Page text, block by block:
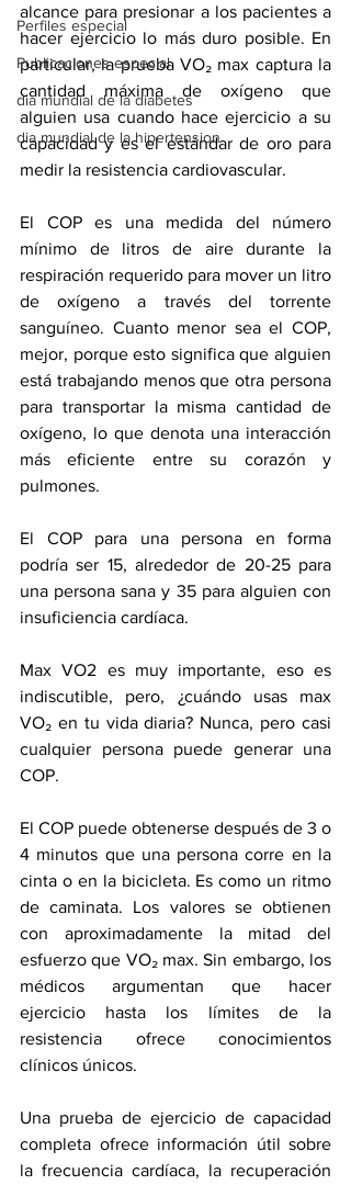
Perfiles especial
Publicaciones especial
dia mundial de la diabetes
dia mundial de la hipertension
alcance para presionar a los pacientes a
hacer ejercicio lo más duro posible. En
particular, la prueba VO₂ max captura la
cantidad máxima de oxígeno que
alguien usa cuando hace ejercicio a su
capacidad y es el estándar de oro para
medir la resistencia cardiovascular.
El COP es una medida del número
mínimo de litros de aire durante la
respiración requerido para mover un litro
de oxígeno a través del torrente
sanguíneo. Cuanto menor sea el COP,
mejor, porque esto significa que alguien
está trabajando menos que otra persona
para transportar la misma cantidad de
oxígeno, lo que denota una interacción
más eficiente entre su corazón y
pulmones.
El COP para una persona en forma
podría ser 15, alrededor de 20-25 para
una persona sana y 35 para alguien con
insuficiencia cardíaca.
Max VO2 es muy importante, eso es
indiscutible, pero, ¿cuándo usas max
VO₂ en tu vida diaria? Nunca, pero casi
cualquier persona puede generar una
COP.
El COP puede obtenerse después de 3 o
4 minutos que una persona corre en la
cinta o en la bicicleta. Es como un ritmo
de caminata. Los valores se obtienen
con aproximadamente la mitad del
esfuerzo que VO₂ max. Sin embargo, los
médicos argumentan que hacer
ejercicio hasta los límites de la
resistencia ofrece conocimientos
clínicos únicos.
Una prueba de ejercicio de capacidad
completa ofrece información útil sobre
la frecuencia cardíaca, la recuperación